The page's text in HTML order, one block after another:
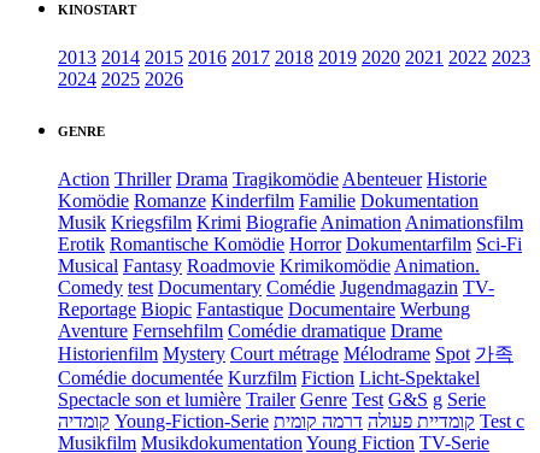
KINOSTART
2013 2014 2015 2016 2017 2018 2019 2020 2021 2022 2023
2024 2025 2026
GENRE
Action Thriller Drama TragikomödieAbenteuer Historie
Komödie Romanze Kinderfilm Familie Dokumentation
Musik Kriegsfilm Krimi BiografieAnimationAnimationsfilm
Erotik Romantische Komödie Horror Dokumentarfilm Sci-Fi
Musical Fantasy Roadmovie KrimikomödieAnimation.
Comedy test Documentary Comédie Jugendmagazin TV-
Reportage Biopic Fantastique Documentaire Werbung
Aventure Fernsehfilm Comédie dramatique Drame
Historienfilm Mystery Court métrage Mélodrame Spot 가족
Comédie documentée Kurzfilm Fiction Licht-Spektakel
Spectacle son et lumière Trailer Genre Test G&S g Serie
קומדיה Young-Fiction-Serie קומדיית פעולה דרמה קומית
Test c
Musikfilm MusikdokumentationYoung Fiction TV-Serie